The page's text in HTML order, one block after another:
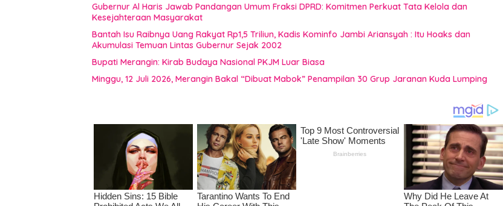
Gubernur Al Haris Jawab Pandangan Umum Fraksi DPRD: Komitmen Perkuat Tata Kelola dan
Kesejahteraan Masyarakat
Bantah Isu Raibnya Uang Rakyat Rp1,5 Triliun, Kadis Kominfo Jambi Ariansyah : Itu Hoaks dan
Akumulasi Temuan Lintas Gubernur Sejak 2002
Bupati Merangin: Kirab Budaya Nasional PKJM Luar Biasa
Minggu, 12 Juli 2026, Merangin Bakal “Dibuat Mabok” Penampilan 30 Grup Jaranan Kuda Lumping